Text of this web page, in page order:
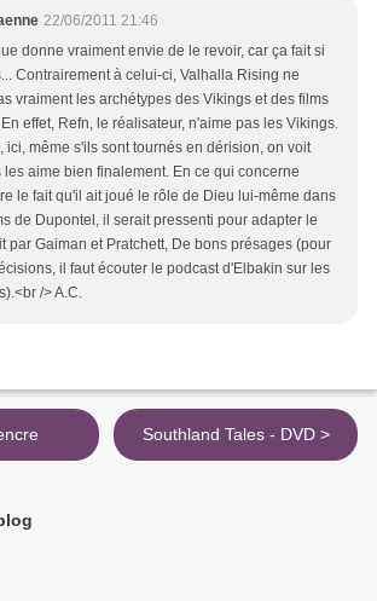
22/06/2011 21:46
donne vraiment envie de le revoir, car ça fait si
Contrairement à celui-ci, Valhalla Rising ne
vraiment les archétypes des Vikings et des films
effet, Refn, le réalisateur, n'aime pas les Vikings.
ici, même s'ils sont tournés en dérision, on voit
les aime bien finalement. En ce qui concerne
le fait qu'il ait joué le rôle de Dieu lui-même dans
de Dupontel, il serait pressenti pour adapter le
par Gaiman et Pratchett, De bons présages (pour
il faut écouter le podcast d'Elbakin sur les
/> A.C.
Southland Tales - DVD >